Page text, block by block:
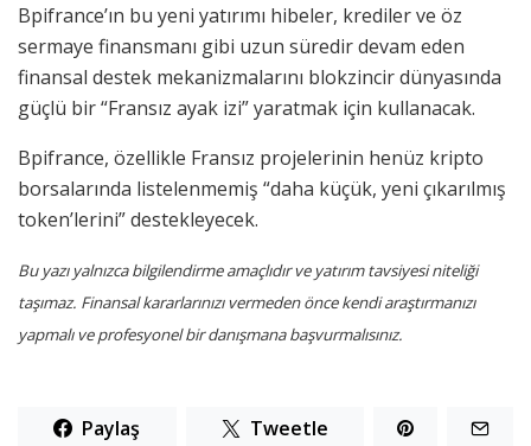
Bpifrance’ın bu yeni yatırımı hibeler, krediler ve öz
sermaye finansmanı gibi uzun süredir devam eden
finansal destek mekanizmalarını blokzincir dünyasında
güçlü bir “Fransız ayak izi” yaratmak için kullanacak.
Bpifrance, özellikle Fransız projelerinin henüz kripto
borsalarında listelenmemiş “daha küçük, yeni çıkarılmış
token’lerini” destekleyecek.
Bu yazı yalnızca bilgilendirme amaçlıdır ve yatırım tavsiyesi niteliği
taşımaz. Finansal kararlarınızı vermeden önce kendi araştırmanızı
yapmalı ve profesyonel bir danışmana başvurmalısınız.
Paylaş Tweetle